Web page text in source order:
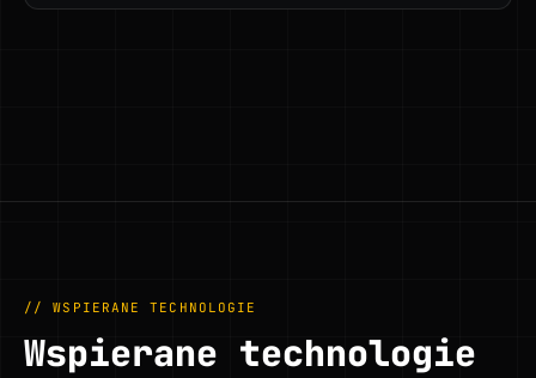
// WSPIERANE TECHNOLOGIE
Wspierane technologie